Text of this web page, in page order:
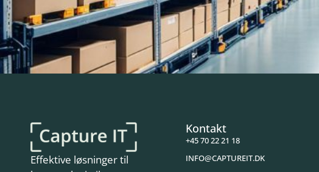
Effektive løsninger til
Kontakt
+45 70 22 21 18
INFO@CAPTUREIT.DK